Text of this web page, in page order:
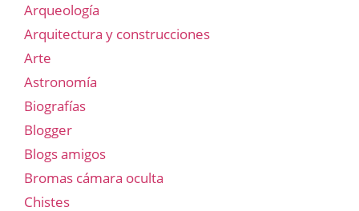
Arqueología
Arquitectura y construcciones
Arte
Astronomía
Biografías
Blogger
Blogs amigos
Bromas cámara oculta
Chistes